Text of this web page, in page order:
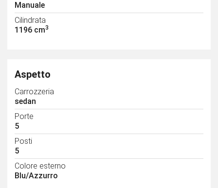
Manuale
Cilindrata
1196 cm3
Aspetto
Carrozzeria
sedan
Porte
5
Posti
5
Colore esterno
Blu/Azzurro